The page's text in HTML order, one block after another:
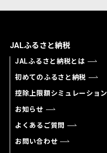
JALふるさと納税
JALふるさと納税とは
初めてのふるさと納税
控除上限額シミュレーション
お知らせ
よくあるご質問
お問い合わせ